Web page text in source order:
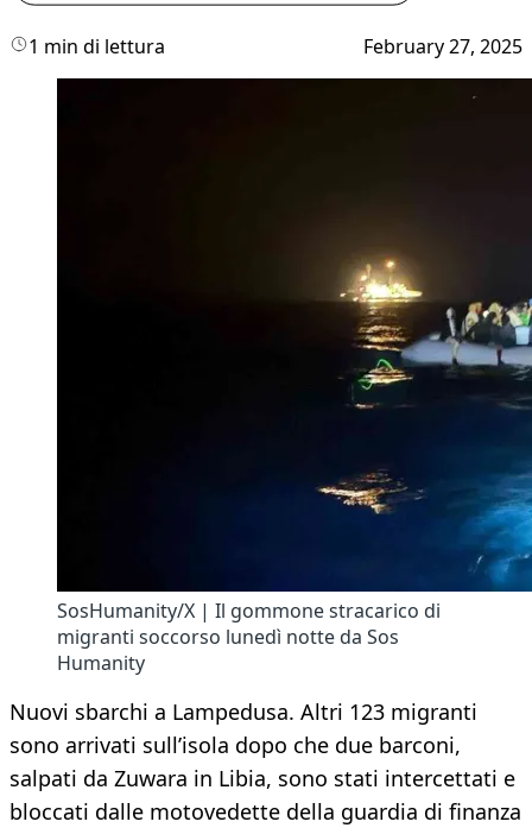
1 min di lettura February 27, 2025
SosHumanity/X | Il gommone stracarico di
migranti soccorso lunedì notte da Sos
Humanity
Nuovi sbarchi a Lampedusa. Altri 123 migranti
sono arrivati sull’isola dopo che due barconi,
salpati da Zuwara in Libia, sono stati intercettati e
bloccati dalle motovedette della guardia di finanza